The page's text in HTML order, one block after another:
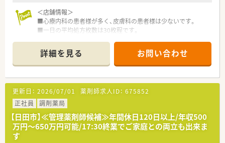
＜店舗情報＞
■心療内科の患者様が多く、皮膚科の患者様は少ないです。
■一日の平均処方枚数は30枚程です。
■お近くにスーパーやドラッグストアもございますので、生活に
も困りません。
■医療機関・患者様・施設との関係性も良好です。
■在宅は老人ホームを4施設お持ちです。
＜教育制度＞
■隔月熊本の薬局と合同で勉強会を開催されております。
■学会参加については、参加費、宿泊費、日当の支給もあり社員
のスキルアップを支援する制度がございます。
詳細を見る お問い合わせ
更新日： 2026/07/01 薬剤師求人ID： 675852
正社員
調剤薬局
【日田市】≪管理薬剤師候補≫年間休日120日以上/年収500
万円～650万円可能/17:30終業でご家庭との両立も出来ま
す